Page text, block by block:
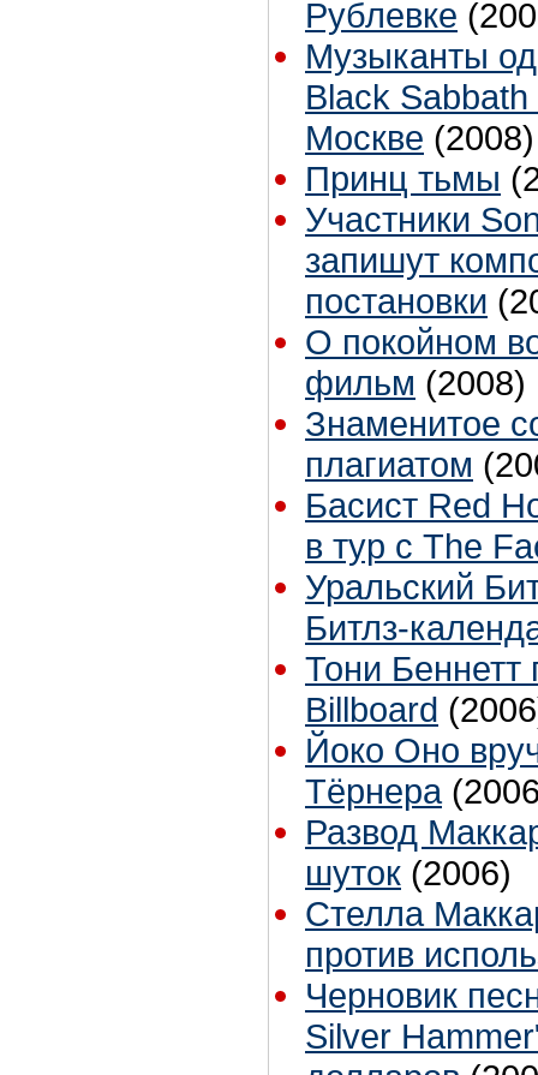
Рублевке
Музыканты
Black
Москве (2008)
Принц тьмы
Участники
запишут
постановки
О покойном
фильм (2008)
Знаменитое
плагиатом
Басист Red
в тур с The
Уральский
Битлз-
Тони Беннетт
Billboard
Йоко Оно
Тёрнера
Развод
шуток (2006)
Стелла
против
Черновик
Silver